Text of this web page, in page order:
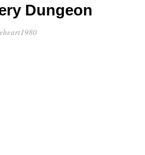
Dungeon